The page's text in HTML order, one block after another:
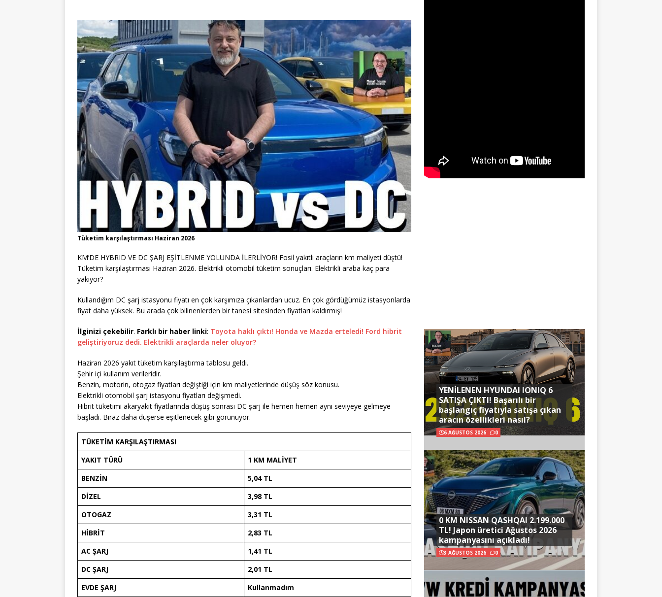
Tüketim karşılaştırması Haziran 2026
KM’DE HYBRID VE DC ŞARJ EŞİTLENME YOLUNDA İLERLİYOR! Fosil yakıtlı araçların km maliyeti düştü!
Tüketim karşılaştırması Haziran 2026. Elektrikli otomobil tüketim sonuçları. Elektrikli araba kaç para
yakıyor?
Kullandığım DC şarj istasyonu fiyatı en çok karşımıza çıkanlardan ucuz. En çok gördüğümüz istasyonlarda
fiyat daha yüksek. Bu arada çok bilinenlerden bir tanesi sitesinden fiyatları kaldırmış!
İlginizi çekebilir. Farklı bir haber linki: Toyota haklı çıktı! Honda ve Mazda erteledi! Ford hibrit
geliştiriyoruz dedi. Elektrikli araçlarda neler oluyor?
Haziran 2026 yakıt tüketim karşılaştırma tablosu geldi.
Şehir içi kullanım verileridir.
Benzin, motorin, otogaz fiyatları değiştiği için km maliyetlerinde düşüş söz konusu.
Elektrikli otomobil şarj istasyonu fiyatları değişmedi.
Hibrit tüketimi akaryakıt fiyatlarında düşüş sonrası DC şarj ile hemen hemen aynı seviyeye gelmeye
başladı. Biraz daha düşerse eşitlenecek gibi görünüyor.
TÜKETİM KARŞILAŞTIRMASI
YAKIT TÜRÜ
1 KM MALİYET
BENZİN
5,04 TL
DİZEL
3,98 TL
OTOGAZ
3,31 TL
HİBRİT
2,83 TL
AC ŞARJ
1,41 TL
DC ŞARJ
2,01 TL
EVDE ŞARJ
Kullanmadım
YENİLENEN HYUNDAI IONIQ 6
SATIŞA ÇIKTI! Başarılı bir
başlangıç fiyatıyla satışa çıkan
aracın özellikleri nasıl?
6 AĞUSTOS 2026 0
0 KM NISSAN QASHQAI 2.199.000
TL! Japon üretici Ağustos 2026
kampanyasını açıkladı!
3 AĞUSTOS 2026 0